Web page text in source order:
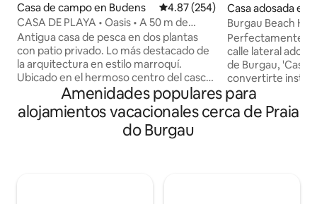
Casa de campo en Budens Calificación promedio: 4.87 de
4.87 (254)
CASA DE PLAYA • Oasis • A 50 m de
Dream Beach
Antigua casa de pesca en dos plantas
con patio privado. Lo más destacado de
la arquitectura en estilo marroquí.
Ubicado en el hermoso centro del casco
antiguo de Salema. La excelente playa se
encuentra a menos de un minuto a pie.
Desde la entrada puedes acceder a la
cocina abierta, la sala de estar y el
Casa adosada en
Burgau Beach
con uso de la
Perfectamente
calle lateral
de Burgau, 'Casa
convertirte
de la vida del
de la
esta espaciosa
Amenidades populares para
alojamientos vacacionales cerca de Praia
do Burgau